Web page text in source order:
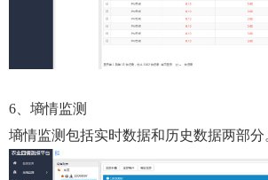
历史
6、墒情监测
墒情监测包括实时数据和历史数据两部分